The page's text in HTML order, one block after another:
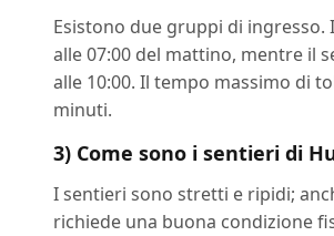
Esistono due gruppi di ingresso.
alle 07:00 del mattino, mentre il
alle 10:00. Il tempo massimo di
minuti.
3) Come sono i sentieri di
I sentieri sono stretti e ripidi;
richiede una buona condizione